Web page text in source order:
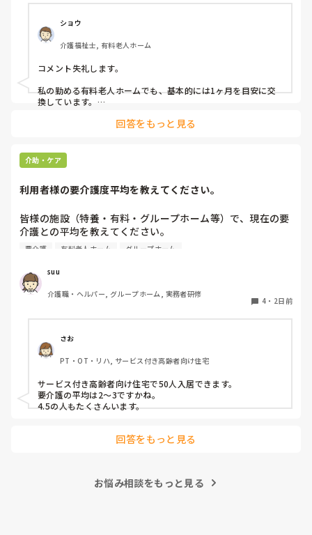
ショウ
介護福祉士, 有料老人ホーム
コメント失礼します。
私の勤める有料老人ホームでも、基本的には1ヶ月を目安に交
換しています。
関してはご本人のペースにお任せしています。
ゃるため、状態を見つつ交換間隔を少し長めにするなど、個別
の事情に合わせて柔軟に対応しています。
他の施設での対応も気になりますね。参考になれば幸いです。
回答をもっと見る
介助・ケア
利用者様の要介護度平均を教えてください。
皆様の施設（特養・有料・グループホーム等）で、現在の要
介護との平均を教えてください。
要介護 有料老人ホーム グループホーム
suu
介護職・ヘルパー, グループホーム, 実務者研修
4 ・ 2日前
さお
PT・OT・リハ, サービス付き高齢者向け住宅
サービス付き高齢者向け住宅で50人入居できます。
要介護の平均は2〜3ですかね。
4.5の人もたくさんいます。
回答をもっと見る
お悩み相談をもっと見る